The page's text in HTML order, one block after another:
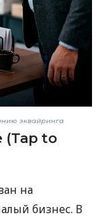
эквайринга
(Tap to
на
бизнес. В